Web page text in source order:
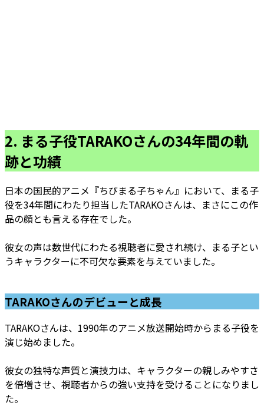
2. まる子役TARAKOさんの34年間の軌
跡と功績
日本の国民的アニメ『ちびまる子ちゃん』において、まる子
役を34年間にわたり担当したTARAKOさんは、まさにこの作
品の顔とも言える存在でした。
彼女の声は数世代にわたる視聴者に愛され続け、まる子とい
うキャラクターに不可欠な要素を与えていました。
TARAKOさんのデビューと成長
TARAKOさんは、1990年のアニメ放送開始時からまる子役を
演じ始めました。
彼女の独特な声質と演技力は、キャラクターの親しみやすさ
を倍増させ、視聴者からの強い支持を受けることになりまし
た。